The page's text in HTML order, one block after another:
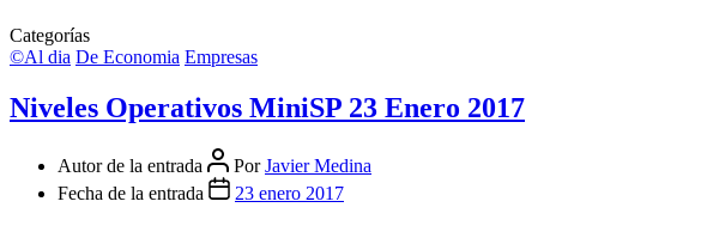
Categorías
©Al dia De Economia Empresas
Niveles Operativos MiniSP 23 Enero 2017
Autor de la entrada PorJavier Medina
Fecha de la entrada
23 enero 2017